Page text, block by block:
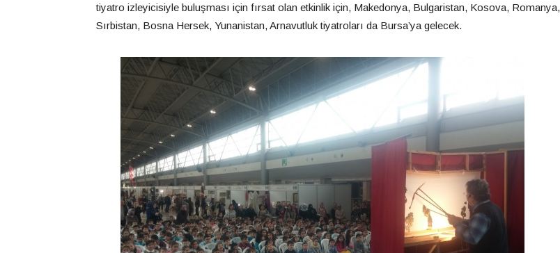
tiyatro izleyicisiyle buluşması için fırsat olan etkinlik için, Makedonya, Bulgaristan, Kosova, Romanya,
Sırbistan, Bosna Hersek, Yunanistan, Arnavutluk tiyatroları da Bursa’ya gelecek.